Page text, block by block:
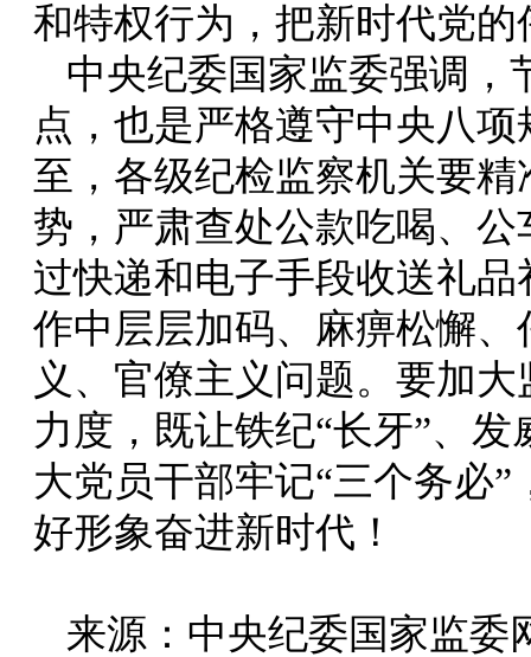
和特权行为，把新时代党
中央纪委国家监委强调，
点，也是严格遵守中央八
至，各级纪检监察机关要
势，严肃查处公款吃喝、
过快递和电子手段收送礼
作中层层加码、麻痹松懈
义、官僚主义问题。要加
力度，既让铁纪“长牙”、
大党员干部牢记“三个务必
好形象奋进新时代！
来源：中央纪委国家监委